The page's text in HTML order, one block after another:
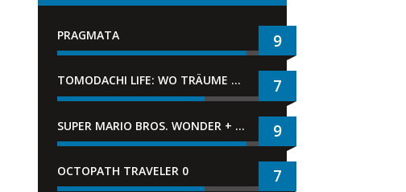
PRAGMATA 9
TOMODACHI LIFE: WO TRÄUME WAHR WERDEN 7
SUPER MARIO BROS. WONDER + GEMEINSAM IM BELLABEL-PARK 9
OCTOPATH TRAVELER 0 7